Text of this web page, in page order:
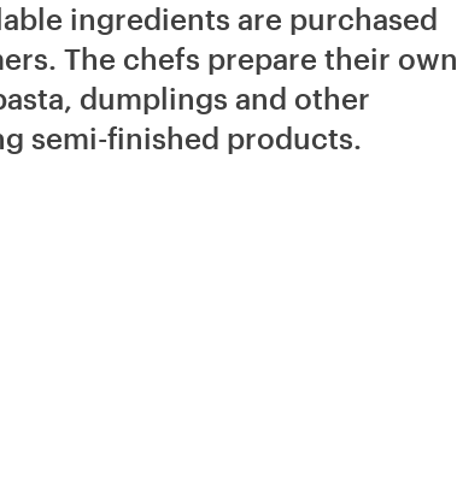
ingredients are purchased
The chefs prepare their own
dumplings and other
semi-finished products.